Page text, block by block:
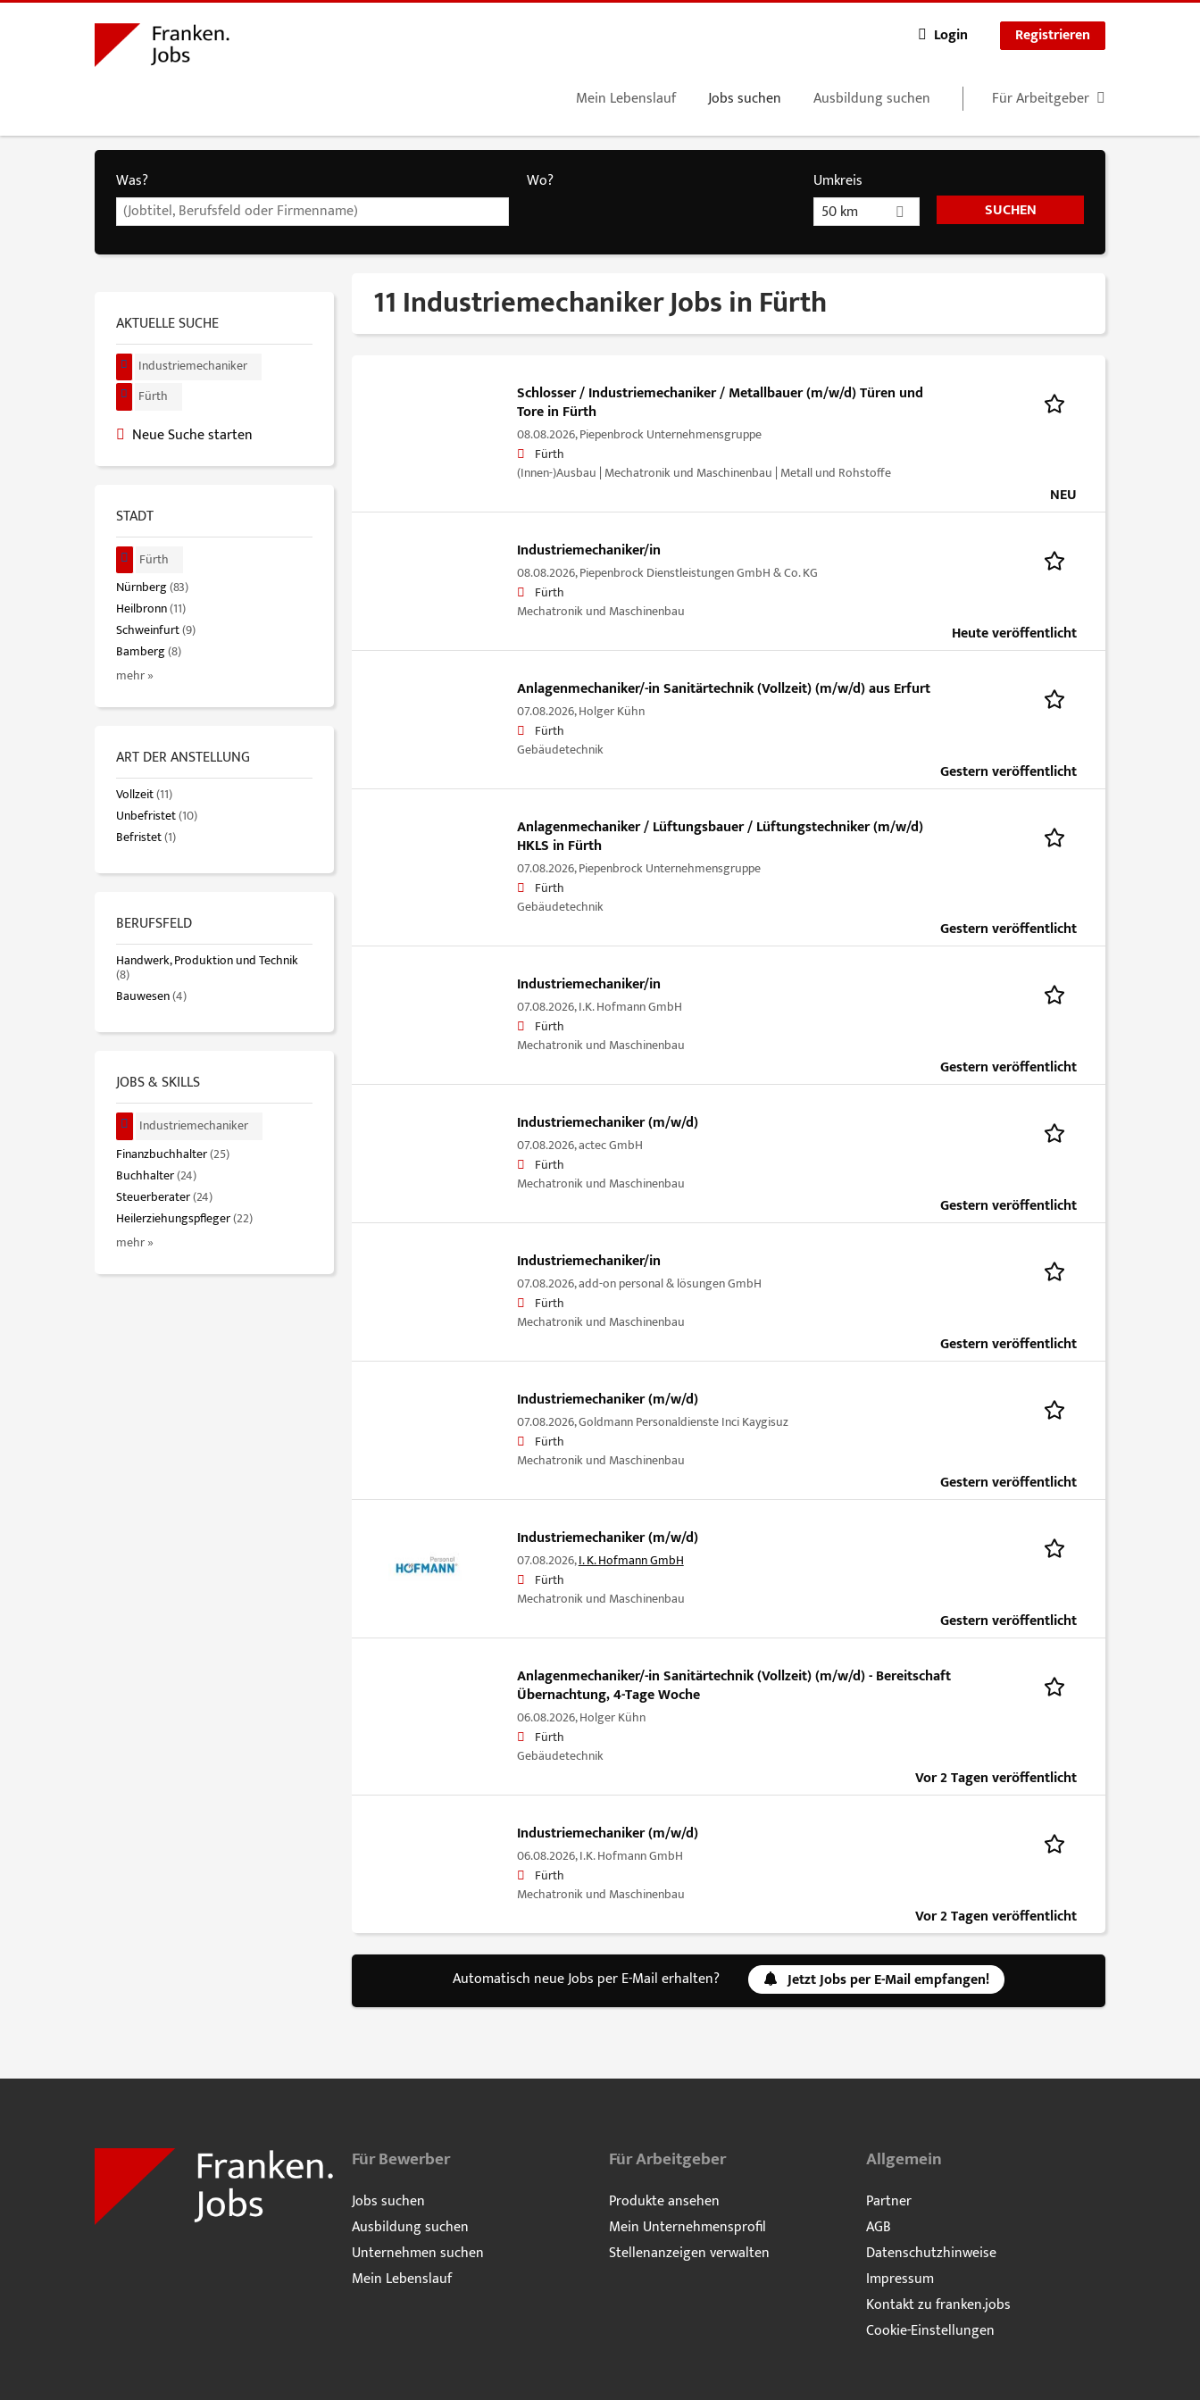
Login Registrieren
Mein Lebenslauf Jobs suchen Ausbildung suchen Für Arbeitgeber
Was? Wo?
Umkreis
50 km
11 Industriemechaniker Jobs in Fürth
Schlosser / Industriemechaniker / Metallbauer (m/w/d) Türen und
Tore in Fürth
08.08.2026,Piepenbrock Unternehmensgruppe
Fürth
(Innen-)Ausbau | Mechatronik und Maschinenbau | Metall und Rohstoffe
NEU
Industriemechaniker/in
08.08.2026,Piepenbrock Dienstleistungen GmbH & Co. KG
Fürth
Mechatronik und Maschinenbau
Heute veröffentlicht
Anlagenmechaniker/-in Sanitärtechnik (Vollzeit) (m/w/d) aus Erfurt
07.08.2026,Holger Kühn
Fürth
Gebäudetechnik
Gestern veröffentlicht
Anlagenmechaniker / Lüftungsbauer / Lüftungstechniker (m/w/d)
HKLS in Fürth
07.08.2026,Piepenbrock Unternehmensgruppe
Fürth
Gebäudetechnik
Gestern veröffentlicht
Industriemechaniker/in
07.08.2026,I.K. Hofmann GmbH
Fürth
Mechatronik und Maschinenbau
Gestern veröffentlicht
Industriemechaniker (m/w/d)
07.08.2026,actec GmbH
Fürth
Mechatronik und Maschinenbau
Gestern veröffentlicht
Industriemechaniker/in
07.08.2026,add-on personal & lösungen GmbH
Fürth
Mechatronik und Maschinenbau
Gestern veröffentlicht
Industriemechaniker (m/w/d)
07.08.2026,Goldmann Personaldienste Inci Kaygisuz
Fürth
Mechatronik und Maschinenbau
Gestern veröffentlicht
Industriemechaniker (m/w/d)
07.08.2026,I. K. Hofmann GmbH
Fürth
Mechatronik und Maschinenbau
Gestern veröffentlicht
Anlagenmechaniker/-in Sanitärtechnik (Vollzeit) (m/w/d) - Bereitschaft
Übernachtung, 4-Tage Woche
06.08.2026,Holger Kühn
Fürth
Gebäudetechnik
Vor 2 Tagen veröffentlicht
Industriemechaniker (m/w/d)
06.08.2026,I.K. Hofmann GmbH
Fürth
Mechatronik und Maschinenbau
Vor 2 Tagen veröffentlicht
Automatisch neue Jobs per E-Mail erhalten? Jetzt Jobs per E-Mail empfangen!
AKTUELLE SUCHE
Industriemechaniker
Fürth
Neue Suche starten
STADT
Fürth
Nürnberg(83)
Heilbronn(11)
Schweinfurt(9)
Bamberg(8)
mehr »
ART DER ANSTELLUNG
Vollzeit(11)
Unbefristet(10)
Befristet(1)
BERUFSFELD
Handwerk, Produktion und Technik
(8)
Bauwesen(4)
JOBS & SKILLS
Industriemechaniker
Finanzbuchhalter(25)
Buchhalter(24)
Steuerberater(24)
Heilerziehungspfleger(22)
mehr »
Für Bewerber
Jobs suchen
Ausbildung suchen
Unternehmen suchen
Mein Lebenslauf
Für Arbeitgeber
Produkte ansehen
Mein Unternehmensprofil
Stellenanzeigen verwalten
Allgemein
Partner
AGB
Datenschutzhinweise
Impressum
Kontakt zu franken.jobs
Cookie-Einstellungen